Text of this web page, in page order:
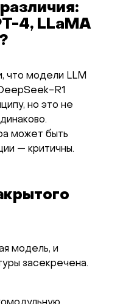
4, LLaMA
что модели LLM
R1
но это не
может быть
— критичны.
модель, и
засекречена.